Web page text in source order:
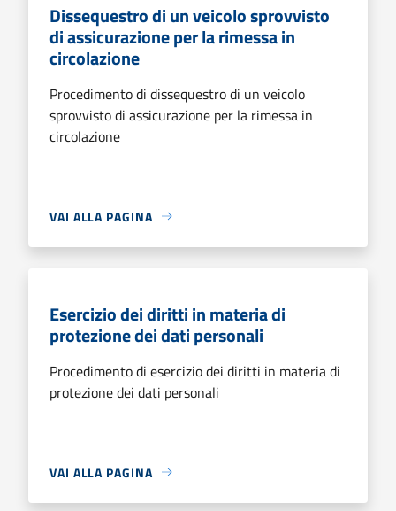
Dissequestro di un veicolo sprovvisto
di assicurazione per la rimessa in
circolazione
Procedimento di dissequestro di un veicolo
sprovvisto di assicurazione per la rimessa in
circolazione
VAI ALLA PAGINA
Esercizio dei diritti in materia di
protezione dei dati personali
Procedimento di esercizio dei diritti in materia di
protezione dei dati personali
VAI ALLA PAGINA